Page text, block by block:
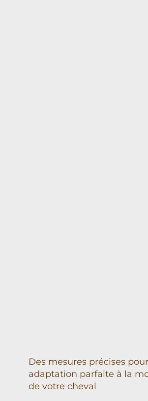
Des mesures précises
adaptation parfaite à la
de votre cheval